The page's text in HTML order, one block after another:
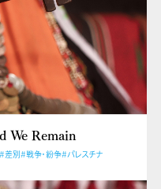
We Remain
差別#戦争・紛争#パレスチナ